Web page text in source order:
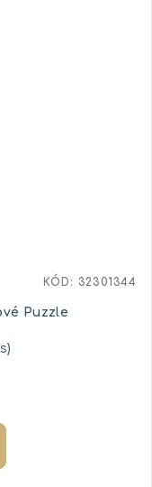
Puzzle
KÓD: 32301344